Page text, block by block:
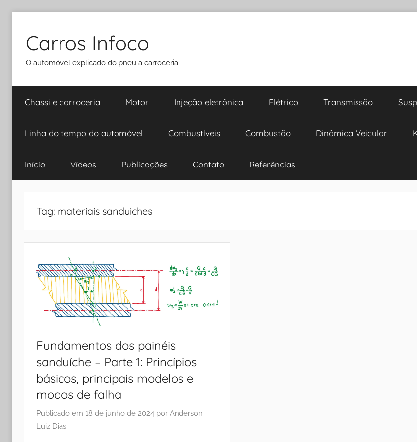
conteúdo
Carros Infoco
O automóvel explicado do pneu a carroceria
Chassi e carroceria Motor Injeção eletrônica Elétrico Transmissão
Linha do tempo do automóvel Combustíveis Combustão Dinâmica Veicular
Início Vídeos Publicações Contato Referências
Tag: materiais sanduiches
Fundamentos dos painéis
sanduíche – Parte 1: Princípios
básicos, principais modelos e
modos de falha
Publicado em 18 de junho de 2024 por Anderson
Luiz Dias